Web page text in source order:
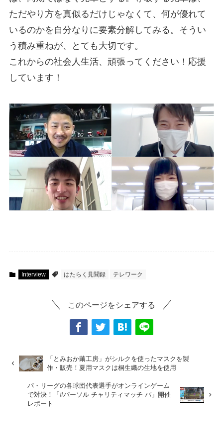
ただやり方を真似るだけじゃなくて、何が優れて
いるのかを自分なりに要素分解してみる。そうい
う積み重ねが、とても大切です。
これからの社会人生活、頑張ってください！応援
しています！
Interview はたらく見聞録 テレワーク
このページをシェアする
「とみおか繭工房」がシルクを使ったマスクを製
作・販売！夏用マスクは桐生織の生地を使用
パ・リーグの各球団代表選手がオンラインゲーム
で対決！「#パーソル チャリティマッチ パ」開催
レポート